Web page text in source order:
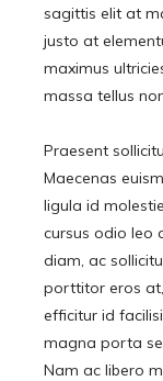
sagittis elit at
justo at
maximus
massa tellus
Praesent
Maecenas
ligula id
cursus odio leo
diam, ac
porttitor eros at,
efficitur id
magna porta
Nam ac libero